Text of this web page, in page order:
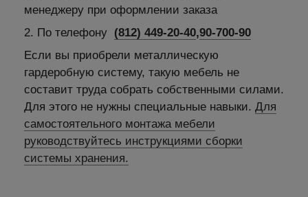
менеджеру при оформлении заказа
2. По телефону (812) 449-20-40,90-700-90
Если вы приобрели металлическую
гардеробную систему, такую мебель не
составит труда собрать собственными силами.
Для этого не нужны специальные навыки. Для
самостоятельного монтажа мебели
руководствуйтесь инструкциями сборки
системы хранения.